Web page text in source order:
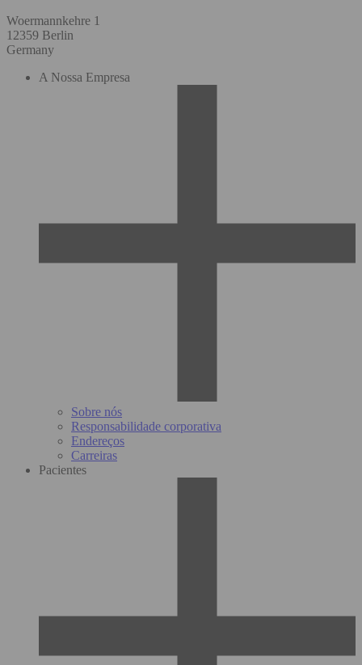
Woermannkehre 1
12359 Berlin
Germany
A Nossa Empresa
Sobre nós
Responsabilidade corporativa
Endereços
Carreiras
Pacientes